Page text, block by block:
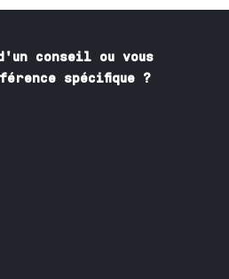
conseil ou vous
spécifique ?